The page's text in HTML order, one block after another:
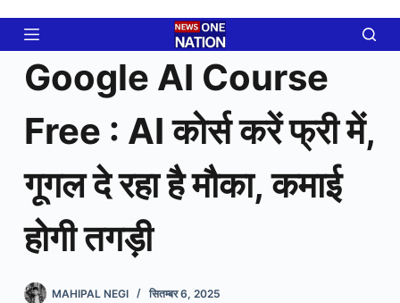
contentGoogle AI Course
Free : AI कोर्स करें फ्री में,
गूगल दे रहा है मौका, कमाई
होगी तगड़ी
MAHIPAL NEGI सितम्बर 6, 2025